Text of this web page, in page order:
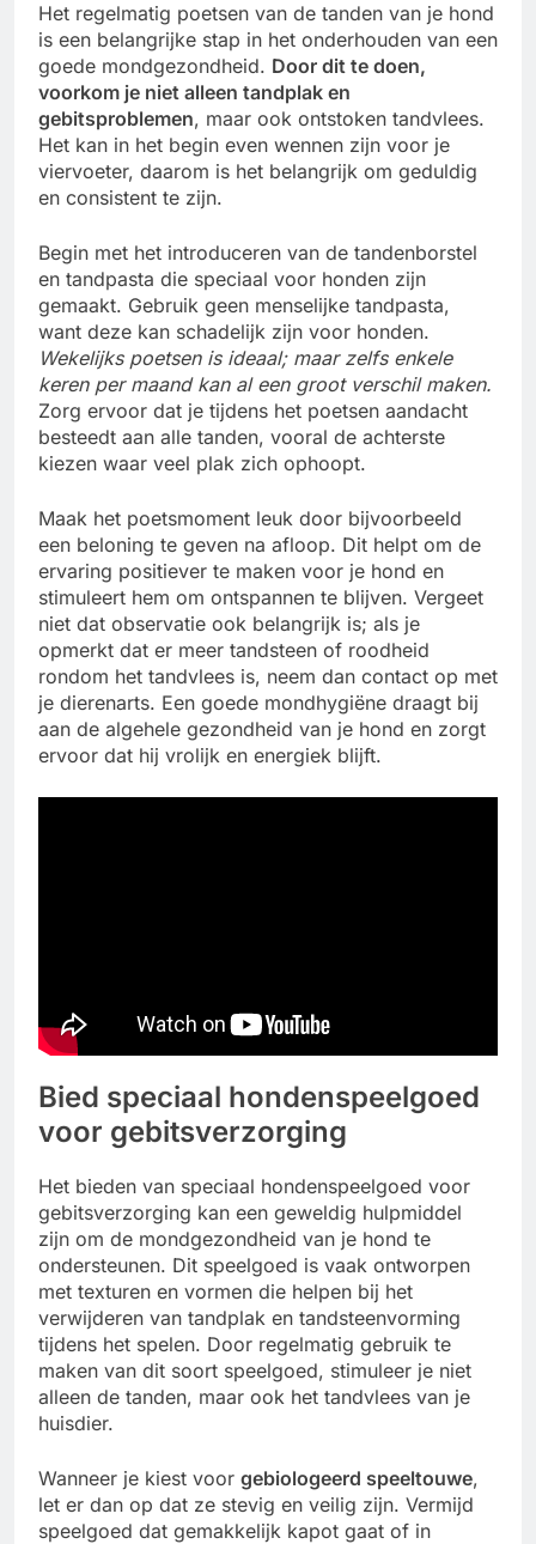
Het regelmatig poetsen van de tanden van je hond
is een belangrijke stap in het onderhouden van een
goede mondgezondheid. Door dit te doen,
voorkom je niet alleen tandplak en
gebitsproblemen, maar ook ontstoken tandvlees.
Het kan in het begin even wennen zijn voor je
viervoeter, daarom is het belangrijk om geduldig
en consistent te zijn.
Begin met het introduceren van de tandenborstel
en tandpasta die speciaal voor honden zijn
gemaakt. Gebruik geen menselijke tandpasta,
want deze kan schadelijk zijn voor honden.
Wekelijks poetsen is ideaal; maar zelfs enkele
keren per maand kan al een groot verschil maken.
Zorg ervoor dat je tijdens het poetsen aandacht
besteedt aan alle tanden, vooral de achterste
kiezen waar veel plak zich ophoopt.
Maak het poetsmoment leuk door bijvoorbeeld
een beloning te geven na afloop. Dit helpt om de
ervaring positiever te maken voor je hond en
stimuleert hem om ontspannen te blijven. Vergeet
niet dat observatie ook belangrijk is; als je
opmerkt dat er meer tandsteen of roodheid
rondom het tandvlees is, neem dan contact op met
je dierenarts. Een goede mondhygiëne draagt bij
aan de algehele gezondheid van je hond en zorgt
ervoor dat hij vrolijk en energiek blijft.
Bied speciaal hondenspeelgoed
voor gebitsverzorging
Het bieden van speciaal hondenspeelgoed voor
gebitsverzorging kan een geweldig hulpmiddel
zijn om de mondgezondheid van je hond te
ondersteunen. Dit speelgoed is vaak ontworpen
met texturen en vormen die helpen bij het
verwijderen van tandplak en tandsteenvorming
tijdens het spelen. Door regelmatig gebruik te
maken van dit soort speelgoed, stimuleer je niet
alleen de tanden, maar ook het tandvlees van je
huisdier.
Wanneer je kiest voor gebiologeerd speeltouwe,
let er dan op dat ze stevig en veilig zijn. Vermijd
speelgoed dat gemakkelijk kapot gaat of in